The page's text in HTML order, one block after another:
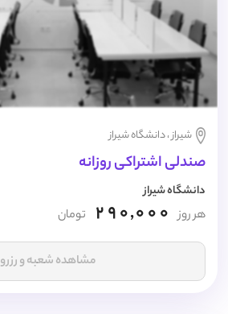
شیراز ، دانشگاه شیراز
صندلی اشتراکی روزانه
دانشگاه شیراز
هر روز 290,000 تومان
مشاهده شعبه و رزرو